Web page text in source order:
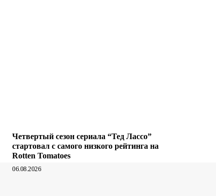
Четвертый сезон сериала “Тед Лассо”
стартовал с самого низкого рейтинга на
Rotten Tomatoes
06.08.2026